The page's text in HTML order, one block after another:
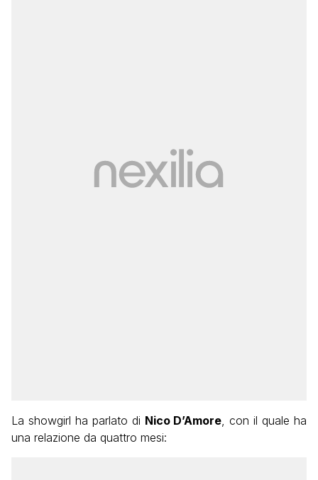
La showgirl ha parlato di Nico D’Amore, con il quale ha
una relazione da quattro mesi: